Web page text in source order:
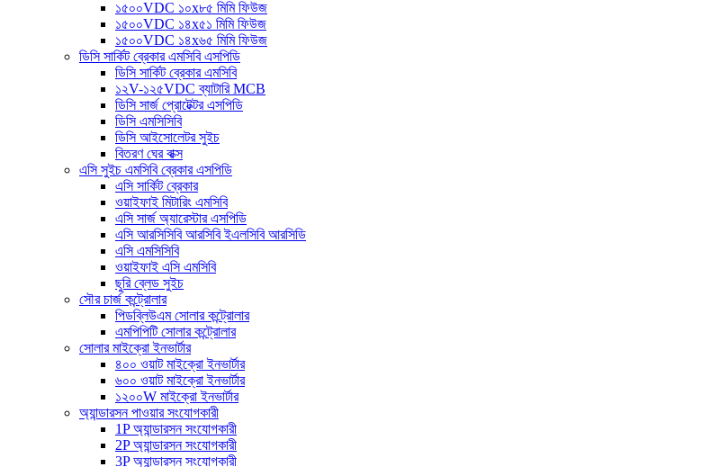
১৫০০VDC ১০x৮৫ মিমি ফিউজ
১৫০০VDC ১৪x৫১ মিমি ফিউজ
১৫০০VDC ১৪x৬৫ মিমি ফিউজ
ডিসি সার্কিট ব্রেকার এমসিবি এসপিডি
ডিসি সার্কিট ব্রেকার এমসিবি
১২V-১২৫VDC ব্যাটারি MCB
ডিসি সার্জ প্রোটেক্টর এসপিডি
ডিসি এমসিসিবি
ডিসি আইসোলেটর সুইচ
বিতরণ ঘের বাক্স
এসি সুইচ এমসিবি ব্রেকার এসপিডি
এসি সার্কিট ব্রেকার
ওয়াইফাই মিটারিং এমসিবি
এসি সার্জ অ্যারেস্টার এসপিডি
এসি আরসিসিবি আরসিবি ইএলসিবি আরসিডি
এসি এমসিসিবি
ওয়াইফাই এসি এমসিবি
ছুরি ব্লেড সুইচ
সৌর চার্জ কন্ট্রোলার
পিডব্লিউএম সোলার কন্ট্রোলার
এমপিপিটি সোলার কন্ট্রোলার
সোলার মাইক্রো ইনভার্টার
৪০০ ওয়াট মাইক্রো ইনভার্টার
৬০০ ওয়াট মাইক্রো ইনভার্টার
১২০০W মাইক্রো ইনভার্টার
অ্যান্ডারসন পাওয়ার সংযোগকারী
1P অ্যান্ডারসন সংযোগকারী
2P অ্যান্ডারসন সংযোগকারী
3P অ্যান্ডারসন সংযোগকারী